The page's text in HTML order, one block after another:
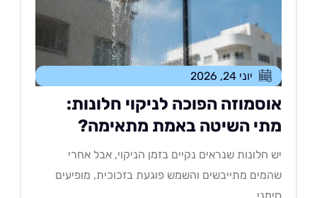
יוני 24, 2026
הפוכה לניקוי חלונות:
השיטה באמת מתאימה?
חלונות שנראים נקיים בזמן הניקוי, אבל אחרי
מתייבשים והשמש פוגעת בזכוכית, מופיעים